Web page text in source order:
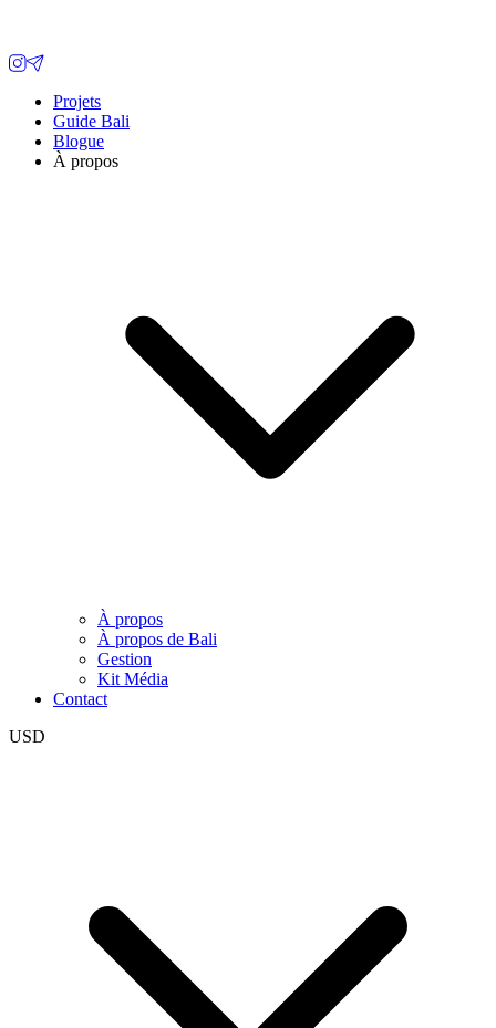
Projets
Guide Bali
Blogue
À propos
À propos
À propos de Bali
Gestion
Kit Média
Contact
USD